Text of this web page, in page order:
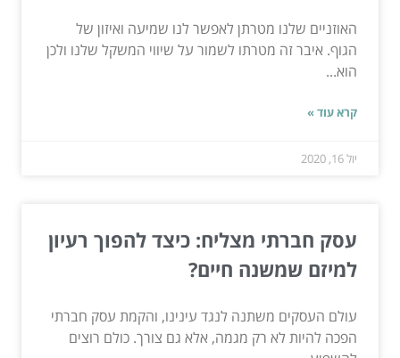
האוזניים שלנו מטרתן לאפשר לנו שמיעה ואיזון של
הגוף. איבר זה מטרתו לשמור על שיווי המשקל שלנו ולכן
הוא...
קרא עוד »
יול 16, 2020
עסק חברתי מצליח: כיצד להפוך רעיון
למיזם שמשנה חיים?
עולם העסקים משתנה לנגד עינינו, והקמת עסק חברתי
הפכה להיות לא רק מגמה, אלא גם צורך. כולם רוצים